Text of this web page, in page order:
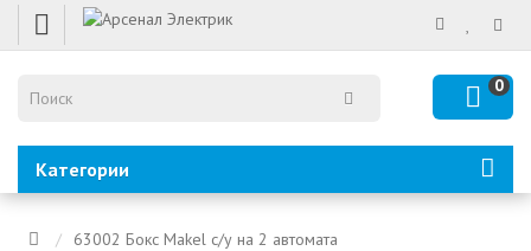
0
Категории
63002 Бокс Makel с/у на 2 автомата